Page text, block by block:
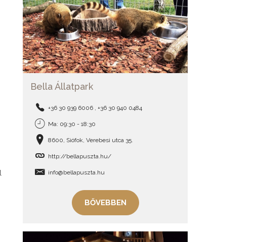
Bella Állatpark
+36 30 939 6006 , +36 30 940 0484
Ma: 09:30 - 18:30
8600, Siófok, Verebesi utca 35.
http://bellapuszta.hu/
info@bellapuszta.hu
BŐVEBBEN